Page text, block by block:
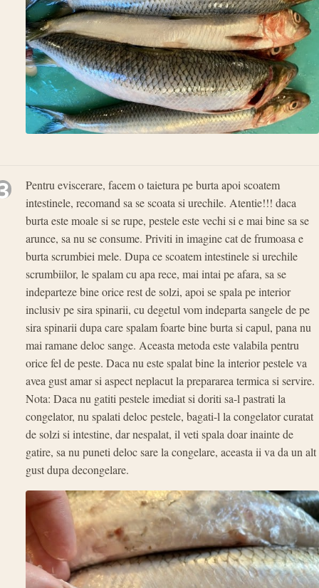
Pentru eviscerare, facem o taietura pe burta apoi scoatem
intestinele, recomand sa se scoata si urechile. Atentie!!! daca
burta este moale si se rupe, pestele este vechi si e mai bine sa se
arunce, sa nu se consume. Priviti in imagine cat de frumoasa e
burta scrumbiei mele. Dupa ce scoatem intestinele si urechile
scrumbiilor, le spalam cu apa rece, mai intai pe afara, sa se
indeparteze bine orice rest de solzi, apoi se spala pe interior
inclusiv pe sira spinarii, cu degetul vom indeparta sangele de pe
sira spinarii dupa care spalam foarte bine burta si capul, pana nu
mai ramane deloc sange. Aceasta metoda este valabila pentru
orice fel de peste. Daca nu este spalat bine la interior pestele va
avea gust amar si aspect neplacut la prepararea termica si servire.
Nota: Daca nu gatiti pestele imediat si doriti sa-l pastrati la
congelator, nu spalati deloc pestele, bagati-l la congelator curatat
de solzi si intestine, dar nespalat, il veti spala doar inainte de
gatire, sa nu puneti deloc sare la congelare, aceasta ii va da un alt
gust dupa decongelare.